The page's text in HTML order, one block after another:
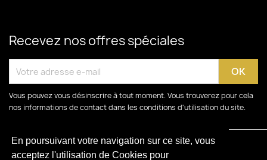
En poursuivant votre navigation sur ce site, vous
acceptez l'utilisation de Cookies pour
Recevez nos offres spéciales
Vous pouvez vous désinscrire à tout moment. Vous trouverez pour cela
nos informations de contact dans les conditions d'utilisation du site.